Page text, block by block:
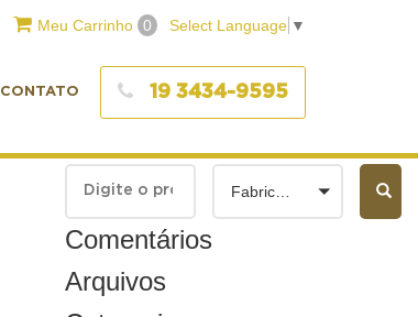
Meu Carrinho 0 Select Language ▼
CONTATO 19 3434-9595
Fabricantes
Comentários
Arquivos